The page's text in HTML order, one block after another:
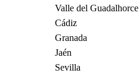
Valle del Guadalhorce
Cádiz
Granada
Jaén
Sevilla